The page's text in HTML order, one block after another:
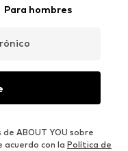
Para hombres
ABOUT YOU sobre
con la Política de